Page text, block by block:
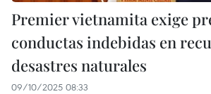
Premier vietnamita exige
conductas indebidas en
desastres naturales
09/10/2025 08:33